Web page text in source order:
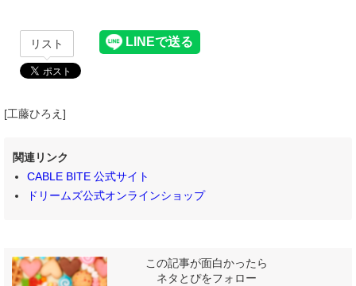
リスト
[工藤ひろえ]
関連リンク
CABLE BITE 公式サイト
ドリームズ公式オンラインショップ
この記事が面白かったら
ネタとぴをフォロー